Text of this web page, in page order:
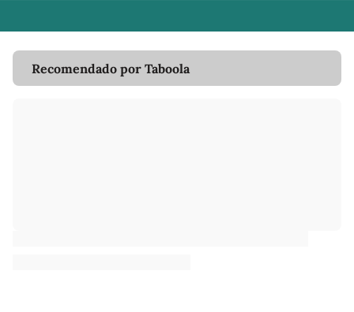
Recomendado por Taboola